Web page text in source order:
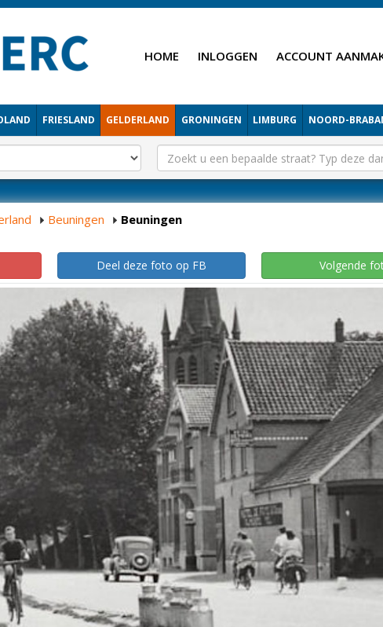
HOME INLOGGEN ACCOUNT
FRIESLAND GELDERLAND GRONINGEN LIMBURG NOORD-
Beuningen Beuningen
Deel deze foto op FB Volgende